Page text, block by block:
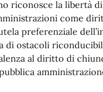
riconosce la libertà
come
preferenziale
di ostacoli
al diritto di